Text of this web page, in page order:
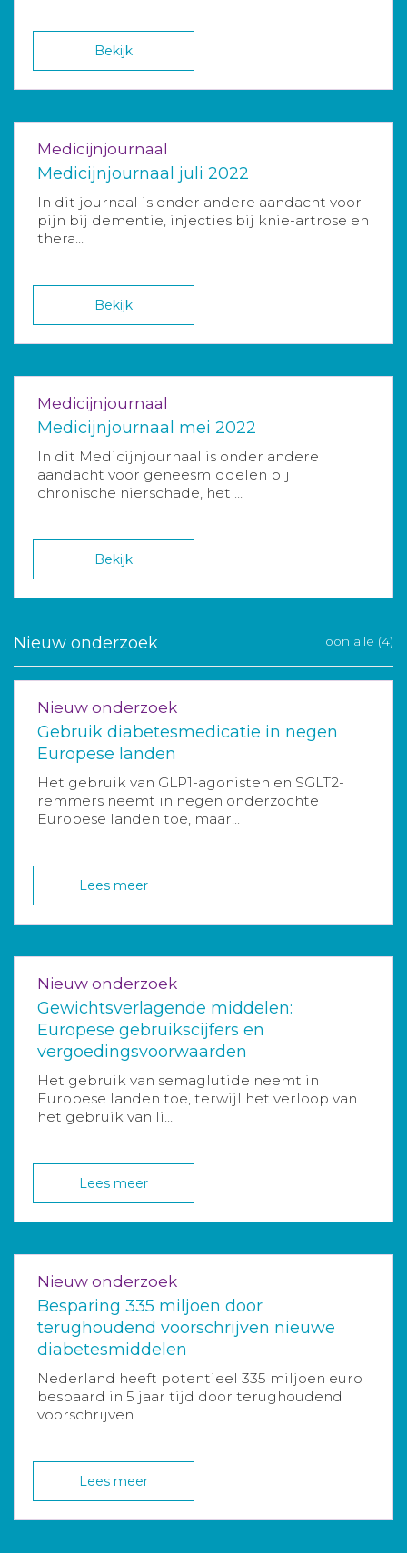
Bekijk
Medicijnjournaal
Medicijnjournaal juli 2022
In dit journaal is onder andere aandacht voor
pijn bij dementie, injecties bij knie-artrose en
thera...
Bekijk
Medicijnjournaal
Medicijnjournaal mei 2022
In dit Medicijnjournaal is onder andere
aandacht voor geneesmiddelen bij
chronische nierschade, het ...
Bekijk
Nieuw onderzoek Toon alle (4)
Nieuw onderzoek
Gebruik diabetesmedicatie in negen
Europese landen
Het gebruik van GLP1-agonisten en SGLT2-
remmers neemt in negen onderzochte
Europese landen toe, maar...
Lees meer
Nieuw onderzoek
Gewichtsverlagende middelen:
Europese gebruikscijfers en
vergoedingsvoorwaarden
Het gebruik van semaglutide neemt in
Europese landen toe, terwijl het verloop van
het gebruik van li...
Lees meer
Nieuw onderzoek
Besparing 335 miljoen door
terughoudend voorschrijven nieuwe
diabetesmiddelen
Nederland heeft potentieel 335 miljoen euro
bespaard in 5 jaar tijd door terughoudend
voorschrijven ...
Lees meer